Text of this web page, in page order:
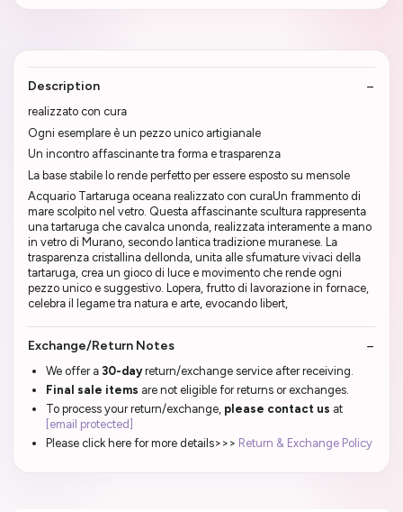
Description
realizzato con cura
Ogni esemplare è un pezzo unico artigianale
Un incontro affascinante tra forma e trasparenza
La base stabile lo rende perfetto per essere esposto su mensole
Acquario Tartaruga oceana realizzato con curaUn frammento di
mare scolpito nel vetro. Questa affascinante scultura rappresenta
una tartaruga che cavalca unonda, realizzata interamente a mano
in vetro di Murano, secondo lantica tradizione muranese. La
trasparenza cristallina dellonda, unita alle sfumature vivaci della
tartaruga, crea un gioco di luce e movimento che rende ogni
pezzo unico e suggestivo. Lopera, frutto di lavorazione in fornace,
celebra il legame tra natura e arte, evocando libert,
Exchange/Return Notes
We offer a 30-dayreturn/exchange service after receiving.
Final sale items are not eligible for returns or exchanges.
To process your return/exchange, please contact us at
[email protected]
Please click here for more details>>> Return & Exchange Policy